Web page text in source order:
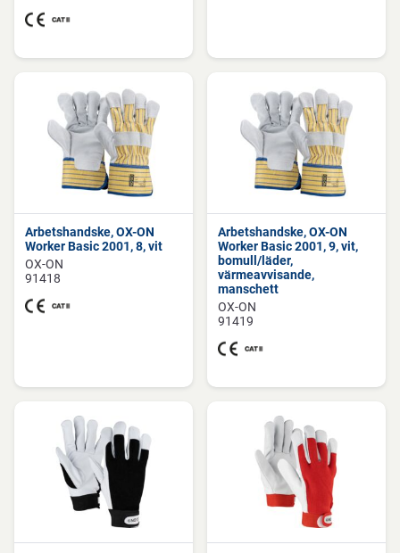
Arbetshandske, OX-ON
Worker Basic 2001, 8, vit
OX-ON
91418
Arbetshandske, OX-ON
Worker Basic 2001, 9, vit,
bomull/läder,
värmeavvisande,
manschett
OX-ON
91419